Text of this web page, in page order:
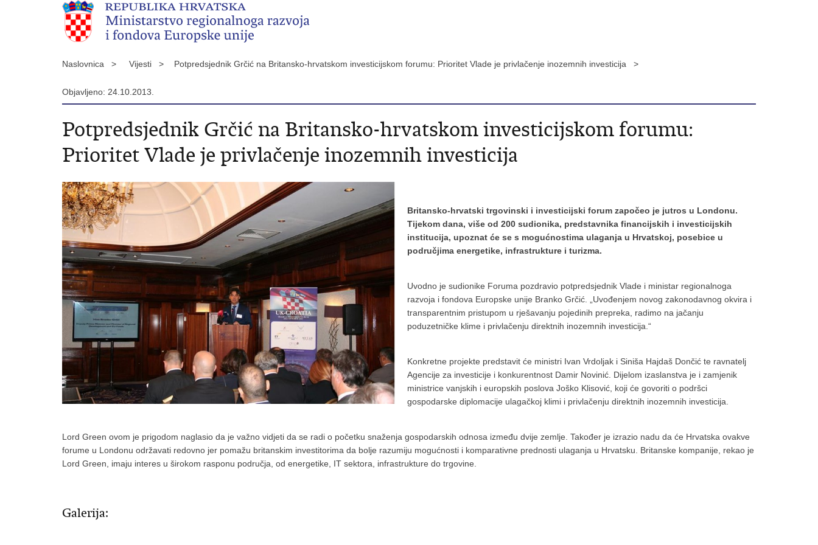
Naslovnica > Vijesti > Potpredsjednik Grčić na Britansko-hrvatskom investicijskom forumu: Prioritet Vlade je privlačenje inozemnih investicija >
Objavljeno: 24.10.2013.
Potpredsjednik Grčić na Britansko-hrvatskom investicijskom forumu:
Prioritet Vlade je privlačenje inozemnih investicija
Britansko-hrvatski trgovinski i investicijski forum započeo je jutros u Londonu.
Tijekom dana, više od 200 sudionika, predstavnika financijskih i investicijskih
institucija, upoznat će se s mogućnostima ulaganja u Hrvatskoj, posebice u
područjima energetike, infrastrukture i turizma.
Uvodno je sudionike Foruma pozdravio potpredsjednik Vlade i ministar regionalnoga
razvoja i fondova Europske unije Branko Grčić. „Uvođenjem novog zakonodavnog okvira i
transparentnim pristupom u rješavanju pojedinih prepreka, radimo na jačanju
poduzetničke klime i privlačenju direktnih inozemnih investicija.“
Konkretne projekte predstavit će ministri Ivan Vrdoljak i Siniša Hajdaš Dončić te ravnatelj
Agencije za investicije i konkurentnost Damir Novinić. Dijelom izaslanstva je i zamjenik
ministrice vanjskih i europskih poslova Joško Klisović, koji će govoriti o podršci
gospodarske diplomacije ulagačkoj klimi i privlačenju direktnih inozemnih investicija.
Lord Green ovom je prigodom naglasio da je važno vidjeti da se radi o početku snaženja gospodarskih odnosa između dvije zemlje. Također je izrazio nadu da će Hrvatska ovakve
forume u Londonu održavati redovno jer pomažu britanskim investitorima da bolje razumiju mogućnosti i komparativne prednosti ulaganja u Hrvatsku. Britanske kompanije, rekao je
Lord Green, imaju interes u širokom rasponu područja, od energetike, IT sektora, infrastrukture do trgovine.
Galerija: